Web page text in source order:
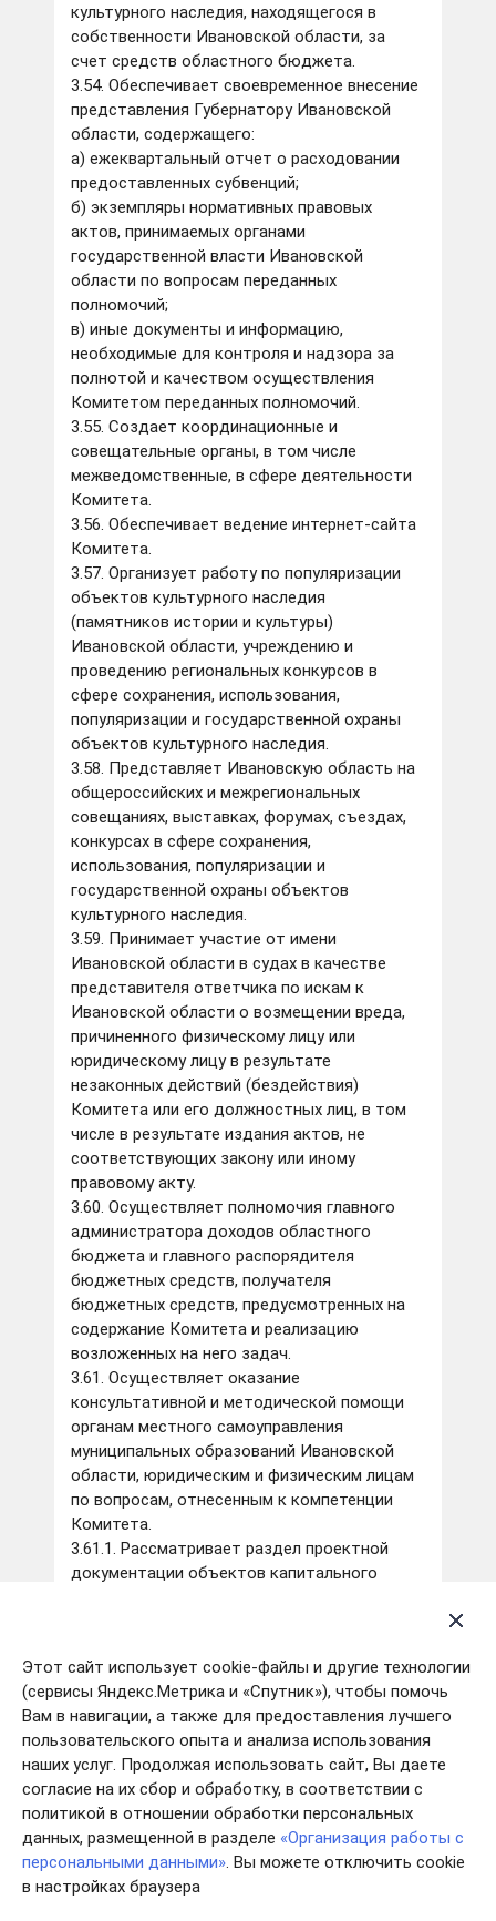
Этот сайт использует cookie-файлы и другие технологии
(сервисы Яндекс.Метрика и «Спутник»), чтобы помочь
Вам в навигации, а также для предоставления лучшего
пользовательского опыта и анализа использования
наших услуг. Продолжая использовать сайт, Вы даете
согласие на их сбор и обработку, в соответствии с
политикой в отношении обработки персональных
данных, размещенной в разделе «Организация работы с
персональными данными». Вы можете отключить cookie
в настройках браузера
культурного наследия, находящегося в
собственности Ивановской области, за
счет средств областного бюджета.
3.54. Обеспечивает своевременное внесение
представления Губернатору Ивановской
области, содержащего:
а) ежеквартальный отчет о расходовании
предоставленных субвенций;
б) экземпляры нормативных правовых
актов, принимаемых органами
государственной власти Ивановской
области по вопросам переданных
полномочий;
в) иные документы и информацию,
необходимые для контроля и надзора за
полнотой и качеством осуществления
Комитетом переданных полномочий.
3.55. Создает координационные и
совещательные органы, в том числе
межведомственные, в сфере деятельности
Комитета.
3.56. Обеспечивает ведение интернет-сайта
Комитета.
3.57. Организует работу по популяризации
объектов культурного наследия
(памятников истории и культуры)
Ивановской области, учреждению и
проведению региональных конкурсов в
сфере сохранения, использования,
популяризации и государственной охраны
объектов культурного наследия.
3.58. Представляет Ивановскую область на
общероссийских и межрегиональных
совещаниях, выставках, форумах, съездах,
конкурсах в сфере сохранения,
использования, популяризации и
государственной охраны объектов
культурного наследия.
3.59. Принимает участие от имени
Ивановской области в судах в качестве
представителя ответчика по искам к
Ивановской области о возмещении вреда,
причиненного физическому лицу или
юридическому лицу в результате
незаконных действий (бездействия)
Комитета или его должностных лиц, в том
числе в результате издания актов, не
соответствующих закону или иному
правовому акту.
3.60. Осуществляет полномочия главного
администратора доходов областного
бюджета и главного распорядителя
бюджетных средств, получателя
бюджетных средств, предусмотренных на
содержание Комитета и реализацию
возложенных на него задач.
3.61. Осуществляет оказание
консультативной и методической помощи
органам местного самоуправления
муниципальных образований Ивановской
области, юридическим и физическим лицам
по вопросам, отнесенным к компетенции
Комитета.
3.61.1. Рассматривает раздел проектной
документации объектов капитального
организацию, уполномоченные в
соответствии с Градостроительным
кодексом Российской Федерации на выдачу
разрешений на строительство, заключение о
соответствии или несоответствии
указанного раздела проектной
документации объекта капитального
строительства предмету охраны
исторического поселения и требованиям к
архитектурным решениям объектов